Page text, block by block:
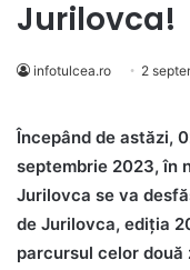
Jurilovca!
infotulcea.ro 2
Începând de astăzi,
septembrie 2023, în
Jurilovca se va
de Jurilovca, ediția
parcursul celor